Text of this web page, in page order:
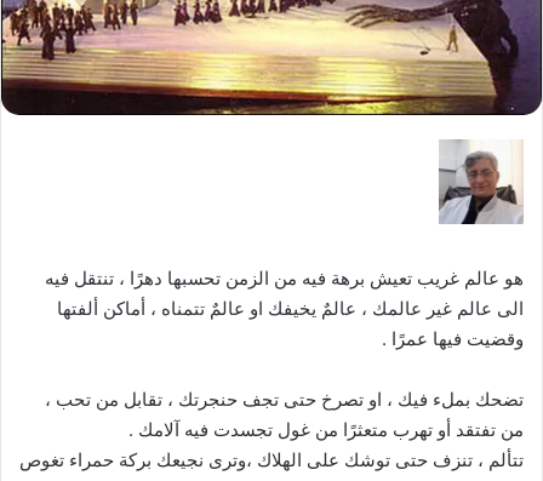
هو عالم غريب تعيش برهة فيه من الزمن تحسبها دهرًا ، تنتقل فيه
الى عالم غير عالمك ، عالمٌ يخيفك او عالمٌ تتمناه ، أماكن ألفتها
وقضيت فيها عمرًا .
تضحك بملء فيك ، او تصرخ حتى تجف حنجرتك ، تقابل من تحب ،
من تفتقد أو تهرب متعثرًا من غول تجسدت فيه آلامك .
تتألم ، تنزف حتى توشك على الهلاك ،وترى نجيعك بركة حمراء تغوص